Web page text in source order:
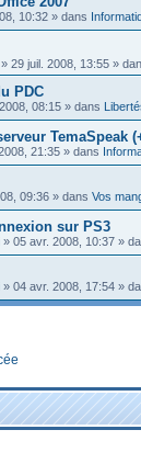
10:32 » dans
» 29 juil. 2008, 13:55 »
PDC
08:15 » dans
TemaSpeak
21:35 » dans
09:36 » dans Vos
sur PS3
» 05 avr. 2008, 10:37 »
» 04 avr. 2008, 17:54 »